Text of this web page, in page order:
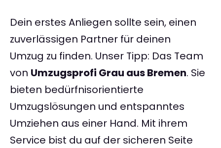
Dein erstes Anliegen sollte sein, einen
zuverlässigen Partner für deinen
Umzug zu finden. Unser Tipp: Das Team
von Umzugsprofi Grau aus Bremen. Sie
bieten bedürfnisorientierte
Umzugslösungen und entspanntes
Umziehen aus einer Hand. Mit ihrem
Service bist du auf der sicheren Seite